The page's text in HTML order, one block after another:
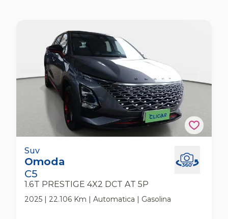
Omoda C5 1.6t Prestige 4x2 Dct At 5p Suv
Suv
Omoda
C5
1.6T PRESTIGE 4X2 DCT AT 5P
2025 | 22.106 Km | Automatica | Gasolina